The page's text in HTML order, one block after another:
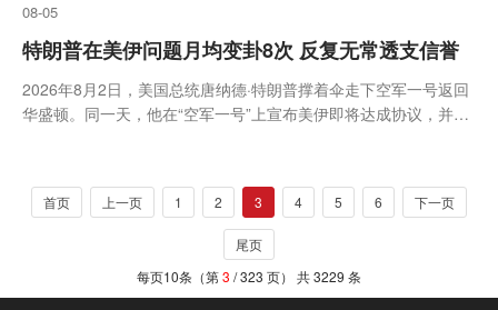
08-05
特朗普在美伊问题月均变卦8次 反复无常透支信誉
2026年8月2日，美国总统唐纳德·特朗普撑着伞走下空军一号返回
华盛顿。同一天，他在“空军一号”上宣布美伊即将达成协议，并称
首页 上一页 1 2 3 4 5 6 下一页
尾页
每页10条（第3 / 323 页） 共 3229 条